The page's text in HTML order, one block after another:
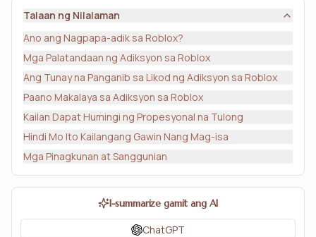
Talaan ng Nilalaman
Ano ang Nagpapa-adik sa Roblox?
Mga Palatandaan ng Adiksyon sa Roblox
Ang Tunay na Panganib sa Likod ng Adiksyon sa Roblox
Paano Makalaya sa Adiksyon sa Roblox
Kailan Dapat Humingi ng Propesyonal na Tulong
Hindi Mo Ito Kailangang Gawin Nang Mag-isa
Mga Pinagkunan at Sanggunian
I-summarize gamit ang AI
ChatGPT